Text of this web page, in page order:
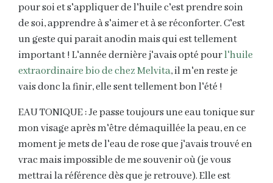
pour soi et s'appliquer de l'huile c'est prendre soin
de soi, apprendre à s'aimer et à se réconforter. C'est
un geste qui parait anodin mais qui est tellement
important ! L'année dernière j'avais opté pourl'huile
extraordinaire bio de chez Melvita, il m'en reste je
vais donc la finir, elle sent tellement bon l'été !
EAU TONIQUE : Je passe toujours une eau tonique sur
mon visage après m'être démaquillée la peau, en ce
moment je mets de l'eau de rose que j'avais trouvé en
vrac mais impossible de me souvenir où (je vous
mettrai la référence dès que je retrouve). Elle est